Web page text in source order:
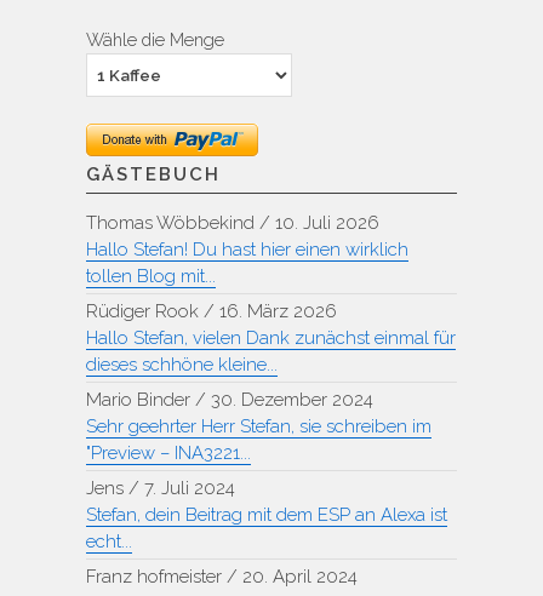
Wähle die Menge
GÄSTEBUCH
Thomas Wöbbekind / 10. Juli 2026
Hallo Stefan! Du hast hier einen wirklich
tollen Blog mit...
Rüdiger Rook / 16. März 2026
Hallo Stefan, vielen Dank zunächst einmal für
dieses schhöne kleine...
Mario Binder / 30. Dezember 2024
Sehr geehrter Herr Stefan, sie schreiben im
"Preview – INA3221...
Jens / 7. Juli 2024
Stefan, dein Beitrag mit dem ESP an Alexa ist
echt...
Franz hofmeister / 20. April 2024